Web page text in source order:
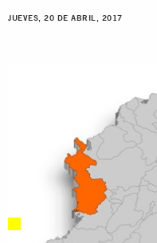
JUEVES, 20 DE ABRIL, 2017